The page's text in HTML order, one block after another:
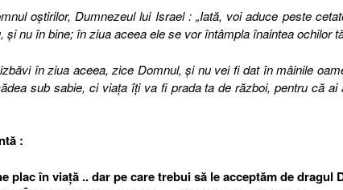
oştirilor, Dumnezeul lui Israel : „Iată, voi aduce peste
şi nu în bine; în ziua aceea ele se vor întâmpla înaintea ochilor
în ziua aceea, zice Domnul, şi nu vei fi dat în mâinile
sub sabie, ci viaţa îţi va fi prada ta de război, pentru că
:
plac în viaţă .. dar pe care trebui să le acceptăm de dragul